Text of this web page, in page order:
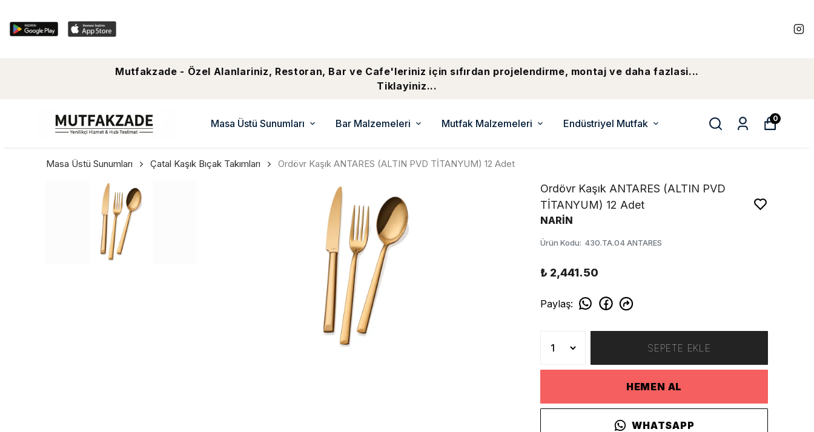
Mutfakzade - Özel Alanlariniz, Restoran, Bar ve Cafe'leriniz için sıfırdan projelendirme, montaj ve daha fazlasi...
Tiklayiniz...
Masa Üstü Sunumları Bar Malzemeleri Mutfak Malzemeleri Endüstriyel Mutfak 0
Masa Üstü Sunumları Çatal Kaşık Bıçak Takımları Ordövr Kaşık ANTARES (ALTIN PVD TİTANYUM) 12 Adet
Ordövr Kaşık ANTARES (ALTIN PVD
TİTANYUM) 12 Adet
NARİN
Ürün Kodu: 430.TA.04 ANTARES
₺ 2,441.50
Paylaş:
SEPETE EKLE
HEMEN AL
WHATSAPP